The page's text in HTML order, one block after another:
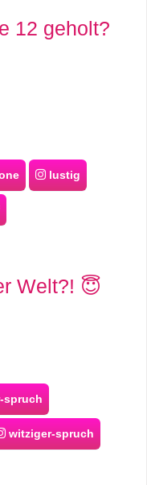
12 geholt?
lustig
Welt?! 😇
spruch
witziger-spruch